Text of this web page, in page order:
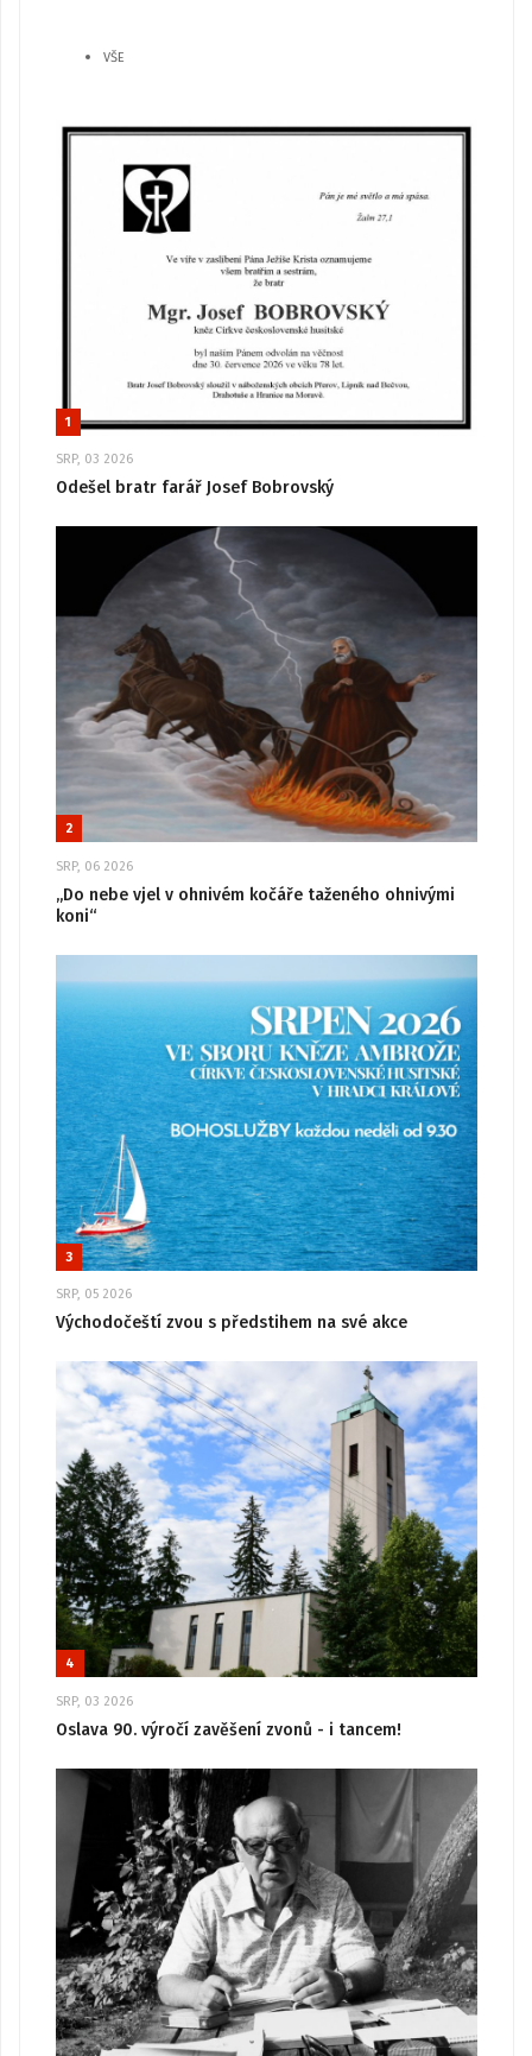
VŠE
1
SRP, 03 2026
Odešel bratr farář Josef Bobrovský
2
SRP, 06 2026
„Do nebe vjel v ohnivém kočáře taženého ohnivými
koni“
3
SRP, 05 2026
Východočeští zvou s předstihem na své akce
4
SRP, 03 2026
Oslava 90. výročí zavěšení zvonů - i tancem!